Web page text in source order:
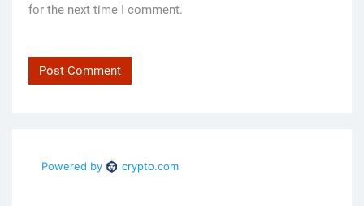
for the next time I comment.